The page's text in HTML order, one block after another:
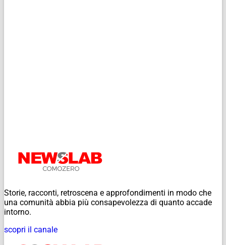
Storie, racconti, retroscena e approfondimenti in modo che
una comunità abbia più consapevolezza di quanto accade
intorno.
scopri il canale